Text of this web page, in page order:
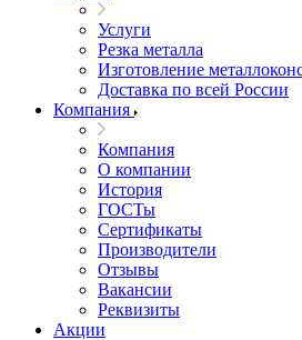
Услуги
Резка металла
Изготовление
Доставка по всей России
Компания
Компания
О компании
История
ГОСТы
Сертификаты
Производители
Отзывы
Вакансии
Реквизиты
Акции